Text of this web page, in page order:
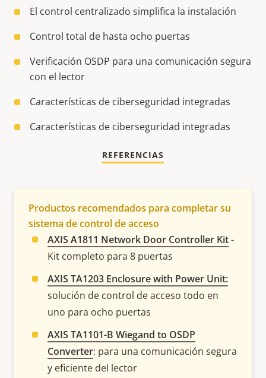
El control centralizado simplifica la instalación
Control total de hasta ocho puertas
Verificación OSDP para una comunicación segura
con el lector
Características de ciberseguridad integradas
Características de ciberseguridad integradas
REFERENCIAS
Productos recomendados para completar su
sistema de control de acceso
AXIS A1811 Network Door Controller Kit-
Kit completo para 8 puertas
AXIS TA1203 Enclosure with Power Unit:
solución de control de acceso todo en
uno para ocho puertas
AXIS TA1101-B Wiegand to OSDP
Converter: para una comunicación segura
y eficiente del lector